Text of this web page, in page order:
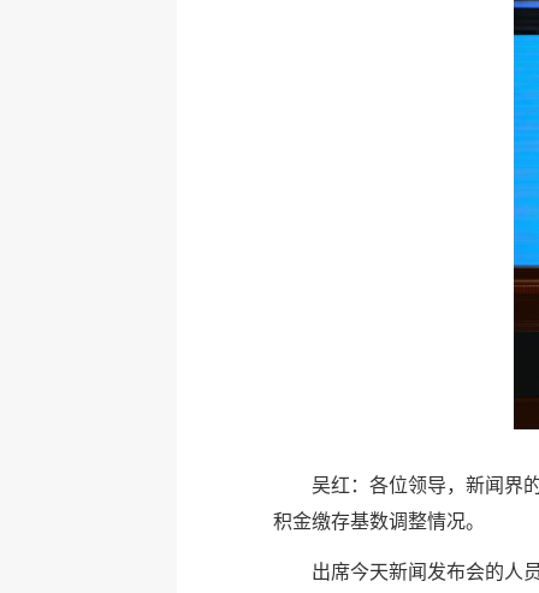
吴红：各位领导，新闻界
积金缴存基数调整情况。
出席今天新闻发布会的人